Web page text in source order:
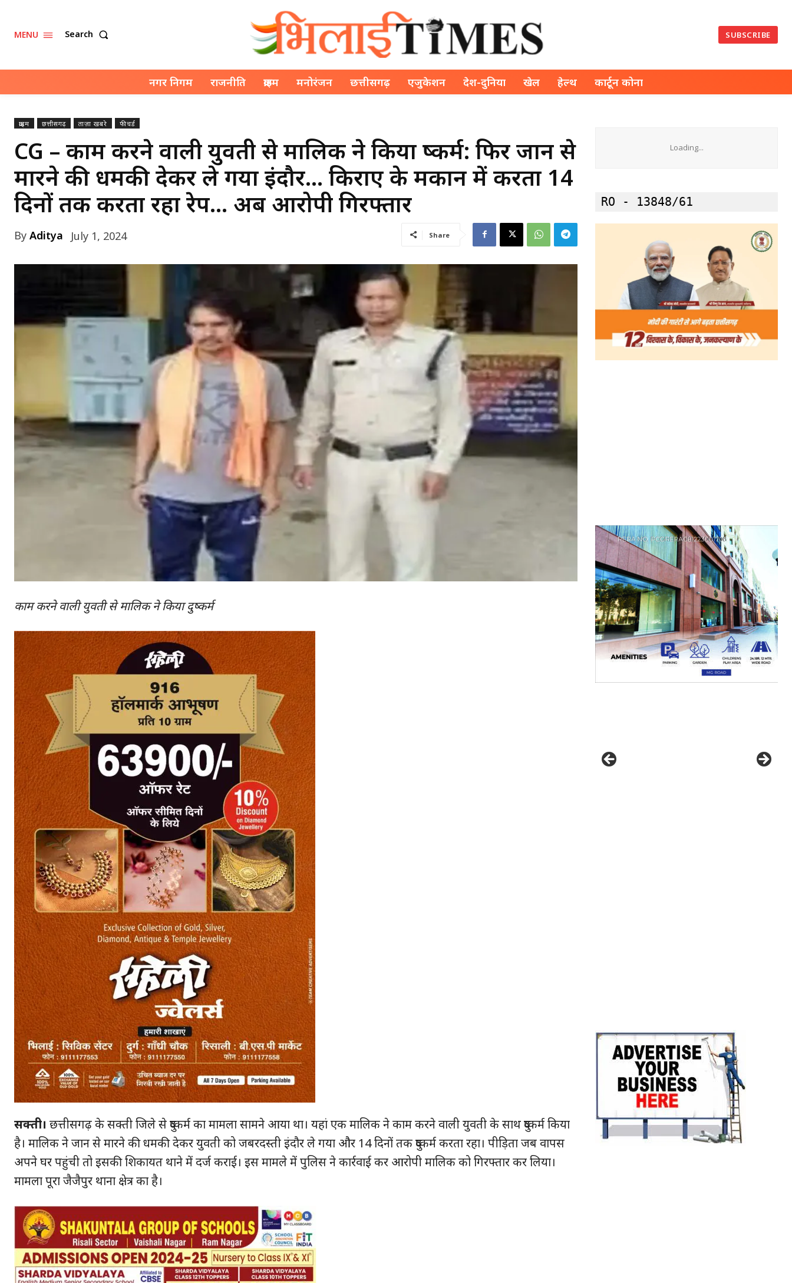
हमसे जुड़े
MENU Search SUBSCRIBE
नगर निगम राजनीति क्राइम मनोरंजन छत्तीसगढ़ एजुकेशन देश-दुनिया खेल हेल्थ कार्टून कोना
क्राइम छत्तीसगढ़ ताज़ा खबरे फीचर्ड
CG – काम करने वाली युवती से मालिक ने किया दुष्कर्म: फिर जान से
मारने की धमकी देकर ले गया इंदौर… किराए के मकान में करता 14
दिनों तक करता रहा रेप… अब आरोपी गिरफ्तार
By Aditya July 1, 2024 Share
काम करने वाली युवती से मालिक ने किया दुष्कर्म
सक्ती। छत्तीसगढ़ के सक्ती जिले से दुष्कर्म का मामला सामने आया था। यहां एक मालिक ने काम करने वाली युवती के साथ दुष्कर्म किया
है। मालिक ने जान से मारने की धमकी देकर युवती को जबरदस्ती इंदौर ले गया और 14 दिनों तक दुष्कर्म करता रहा। पीड़िता जब वापस
अपने घर पहुंची तो इसकी शिकायत थाने में दर्ज कराई। इस मामले में पुलिस ने कार्रवाई कर आरोपी मालिक को गिरफ्तार कर लिया।
मामला पूरा जैजैपुर थाना क्षेत्र का है।
Loading...
RO - 13848/61